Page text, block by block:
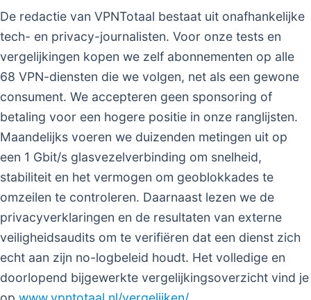
De redactie van VPNTotaal bestaat uit onafhankelijke
tech- en privacy-journalisten. Voor onze tests en
vergelijkingen kopen we zelf abonnementen op alle
68 VPN-diensten die we volgen, net als een gewone
consument. We accepteren geen sponsoring of
betaling voor een hogere positie in onze ranglijsten.
Maandelijks voeren we duizenden metingen uit op
een 1 Gbit/s glasvezelverbinding om snelheid,
stabiliteit en het vermogen om geoblokkades te
omzeilen te controleren. Daarnaast lezen we de
privacyverklaringen en de resultaten van externe
veiligheidsaudits om te verifiëren dat een dienst zich
echt aan zijn no-logbeleid houdt. Het volledige en
doorlopend bijgewerkte vergelijkingsoverzicht vind je